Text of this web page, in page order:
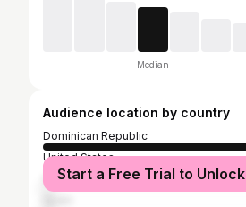
Median
Audience location by country
Dominican Republic
United States
Venezuela
Start a Free Trial to Unlock